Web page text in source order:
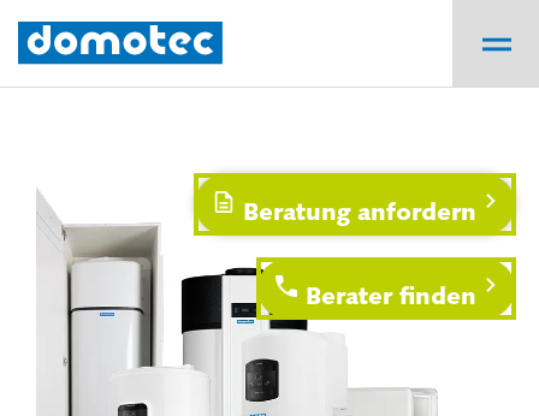
Beratung anfordern
Berater finden